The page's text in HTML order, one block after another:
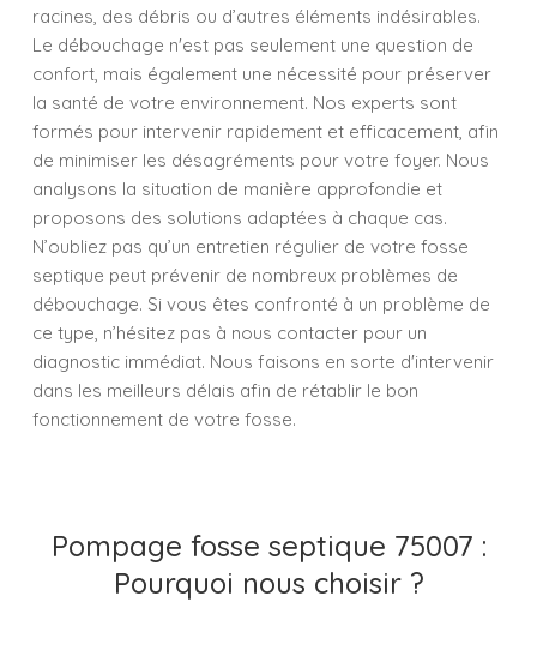
racines, des débris ou d’autres éléments indésirables.
Le débouchage n'est pas seulement une question de
confort, mais également une nécessité pour préserver
la santé de votre environnement. Nos experts sont
formés pour intervenir rapidement et efficacement, afin
de minimiser les désagréments pour votre foyer. Nous
analysons la situation de manière approfondie et
proposons des solutions adaptées à chaque cas.
N’oubliez pas qu’un entretien régulier de votre fosse
septique peut prévenir de nombreux problèmes de
débouchage. Si vous êtes confronté à un problème de
ce type, n’hésitez pas à nous contacter pour un
diagnostic immédiat. Nous faisons en sorte d'intervenir
dans les meilleurs délais afin de rétablir le bon
fonctionnement de votre fosse.
Pompage fosse septique 75007 :
Pourquoi nous choisir ?